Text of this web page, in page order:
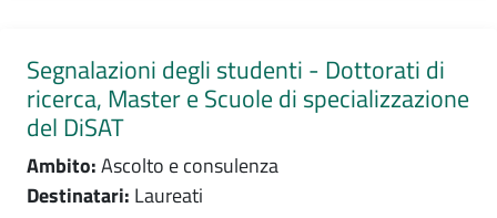
Segnalazioni degli studenti - Dottorati di
ricerca, Master e Scuole di specializzazione
del DiSAT
Ambito:Ascolto e consulenza
Destinatari: Laureati